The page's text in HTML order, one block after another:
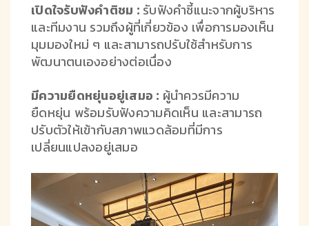
เปิดใจรับฟังคำติชม : รับฟังคำชี้แนะจากผู้บริหาร
และทีมงาน รวมถึงผู้ที่เกี่ยวข้อง เพื่อการมองเห็น
มุมมองใหม่ ๆ และสามารถปรับใช้สำหรับการ
พัฒนาตนเองอย่างต่อเนื่อง
มีความยืดหยุ่นอยู่เสมอ : ผู้นำควรมีความ
ยืดหยุ่น พร้อมรับฟังความคิดเห็น และสามารถ
ปรับตัวให้เข้ากับสภาพแวดล้อมที่มีการ
เปลี่ยนแปลงอยู่เสมอ